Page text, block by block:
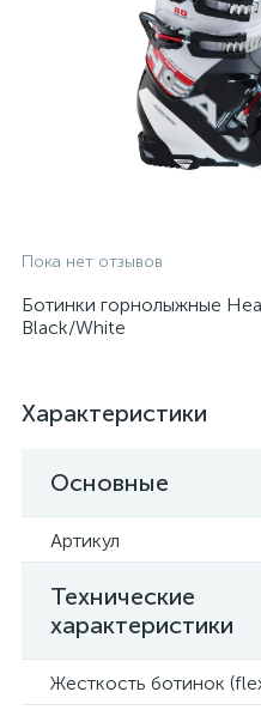
Пока нет отзывов
Ботинки горнолыжные
Black/White
Характеристики
Основные
Артикул
Технические
характеристики
Жесткость ботинок